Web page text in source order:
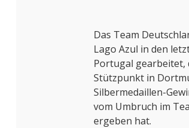
Das Team
Lago Azul in den
Portugal gearbeitet,
Stützpunkt in
Silbermedaillen-
vom Umbruch im
ergeben hat.